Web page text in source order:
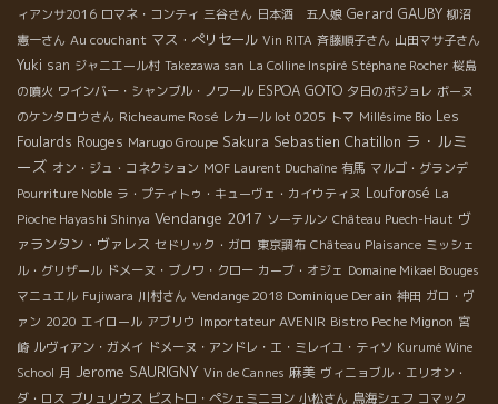
ィアンサ2016 ロマネ・コンティ 三谷さん 日本酒 五人娘 Gerard GAUBY 柳沼
憲一さん Au couchant マス・ぺリセール Vin RITA 斉藤順子さん 山田マサ子さん
Yuki san ジャニエール村 Takezawa san La Colline Inspiré Stéphane Rocher 桜島
の噴火 ワインバー・シャンブル・ノワール ESPOA GOTO 夕日のボジョレ ボーヌ
のケンタロウさん Richeaume Rosé レカール lot 0205 トマ Millésime Bio Les
Foulards Rouges Marugo Groupe Sakura Sebastien Chatillon ラ・ルミ
ーズ オン・ジュ・コネクション MOF Laurent Duchaîne 有馬 マルゴ・グランデ
Pourriture Noble ラ・プティトゥ・キューヴェ・カイウティヌ Louforosé La
Pioche Hayashi Shinya Vendange 2017 ソーテルン Château Puech-Haut ヴ
ァランタン・ヴァレス セドリック・ガロ 東京調布 Château Plaisance ミッシェ
ル・グリザール ドメーヌ・ブノワ・クロー カーブ・オジェ Domaine Mikael Bouges
マニュエル Fujiwara 川村さん Vendange 2018 Dominique Derain 神田 ガロ・ヴ
ァン 2020 エイロール アブリウ Importateur AVENIR Bistro Peche Mignon 宮
崎 ルヴィアン・ガメイ ドメーヌ・アンドレ・エ・ミレイユ・ティソ Kurumé Wine
School 月 Jerome SAURIGNY Vin de Cannes 麻美 ヴィニョブル・エリオン・
ダ・ロス ブリュリウス ビストロ・ペシェミニヨン 小松さん 鳥海シェフ コマック